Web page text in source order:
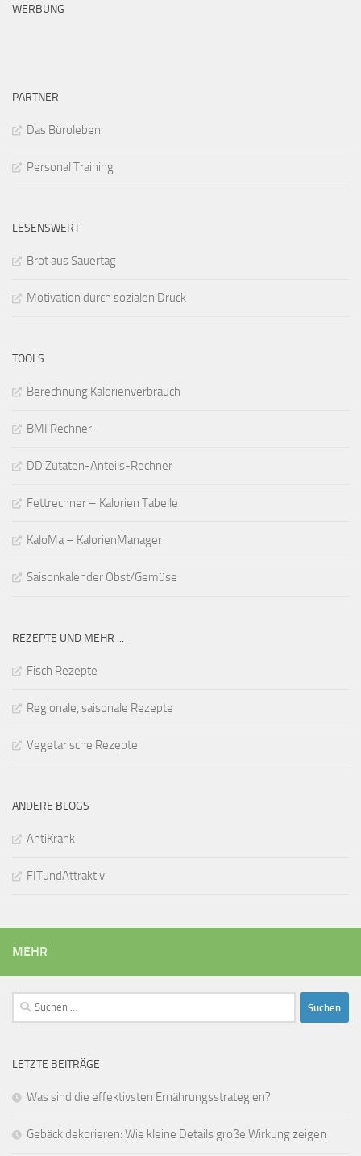
WERBUNG
PARTNER
Das Büroleben
Personal Training
LESENSWERT
Brot aus Sauertag
Motivation durch sozialen Druck
TOOLS
Berechnung Kalorienverbrauch
BMI Rechner
DD Zutaten-Anteils-Rechner
Fettrechner – Kalorien Tabelle
KaloMa – KalorienManager
Saisonkalender Obst/Gemüse
REZEPTE UND MEHR ...
Fisch Rezepte
Regionale, saisonale Rezepte
Vegetarische Rezepte
ANDERE BLOGS
AntiKrank
FITundAttraktiv
MEHR
Suchen
nach:
LETZTE BEITRÄGE
Was sind die effektivsten Ernährungsstrategien?
Gebäck dekorieren: Wie kleine Details große Wirkung zeigen